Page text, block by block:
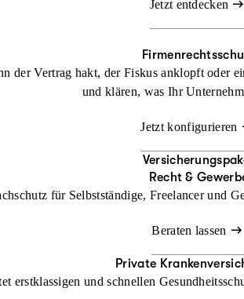
Jetzt entdecken
der Vertrag hakt, der Fiskus anklopft oder
und klären, was Ihr
Jetzt konfigurieren
Recht &
für Selbstständige, Freelancer und
Beraten lassen
Private
erstklassigen und schnellen